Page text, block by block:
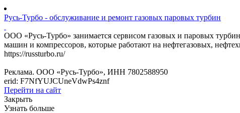
Русь-Турбо - обслуживание и ремонт газовых паровых турбин
ООО «Русь-Турбо» занимается сервисом газовых и паровых
машин и компрессоров, которые работают на нефтегазовых,
https://russturbo.ru/
Реклама. ООО «Русь-Турбо», ИНН 7802588950
erid: F7NfYUJCUneVdwPs4znf
Перейти на сайт
Закрыть
Узнать больше